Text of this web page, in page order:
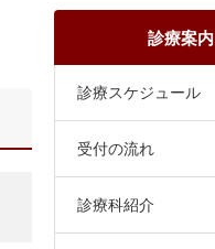
診療案内
診療スケジュール
受付の流れ
診療科紹介